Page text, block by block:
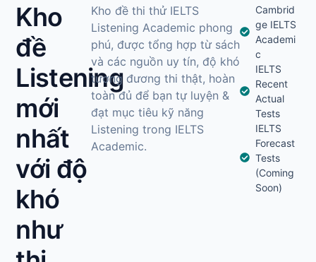
Kho
đề
Listening
mới
nhất
với độ
khó
như
Kho đề thi thử IELTS
Listening Academic phong
phú, được tổng hợp từ sách
và các nguồn uy tín, độ khó
tương đương thi thật, hoàn
toàn đủ để bạn tự luyện &
đạt mục tiêu kỹ năng
Listening trong IELTS
Academic.
Cambrid
ge IELTS
Academi
c
IELTS
Recent
Actual
Tests
IELTS
Forecast
Tests
(Coming
Soon)